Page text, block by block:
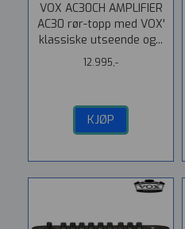
VOX AC30CH AMPLIFIER
AC30 rør-topp med VOX'
klassiske utseende og...
12.995,-
KJØP